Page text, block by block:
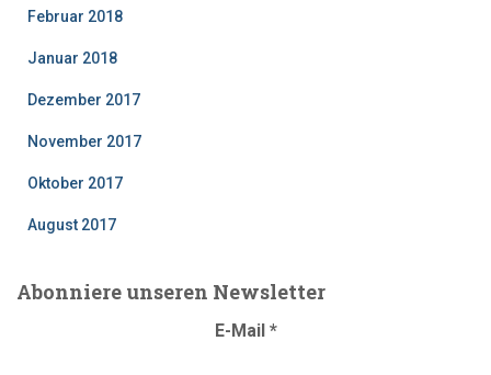
Februar 2018
Januar 2018
Dezember 2017
November 2017
Oktober 2017
August 2017
Abonniere unseren Newsletter
E-Mail *